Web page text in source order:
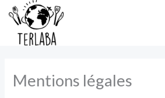
Aller
contenu
Mentions légales